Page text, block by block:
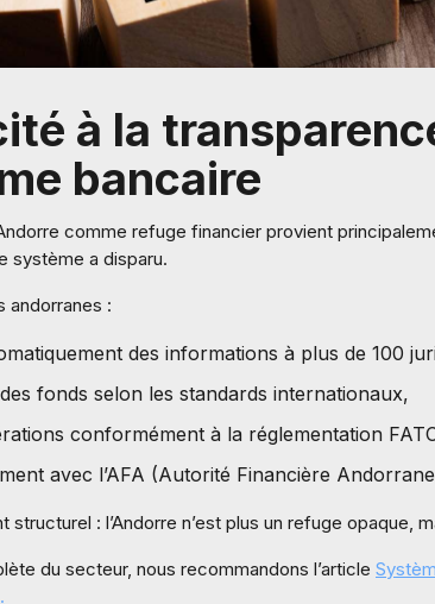
à la
bancaire
comme refuge financier provient
système a disparu.
andorranes :
des informations à plus de 100
fonds selon les standards internationaux,
conformément à la réglementation
avec l’AFA (Autorité Financière
structurel : l’Andorre n’est plus un refuge opaque,
du secteur, nous recommandons l’article